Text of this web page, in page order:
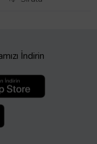
İndirin